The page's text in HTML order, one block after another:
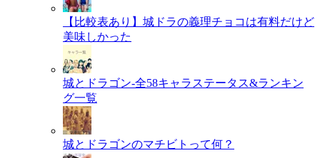
【比較表あり】城ドラの義理チョコは有料だけど
美味しかった
城とドラゴン-全58キャラステータス&ランキン
グ一覧
城とドラゴンのマチビトって何？